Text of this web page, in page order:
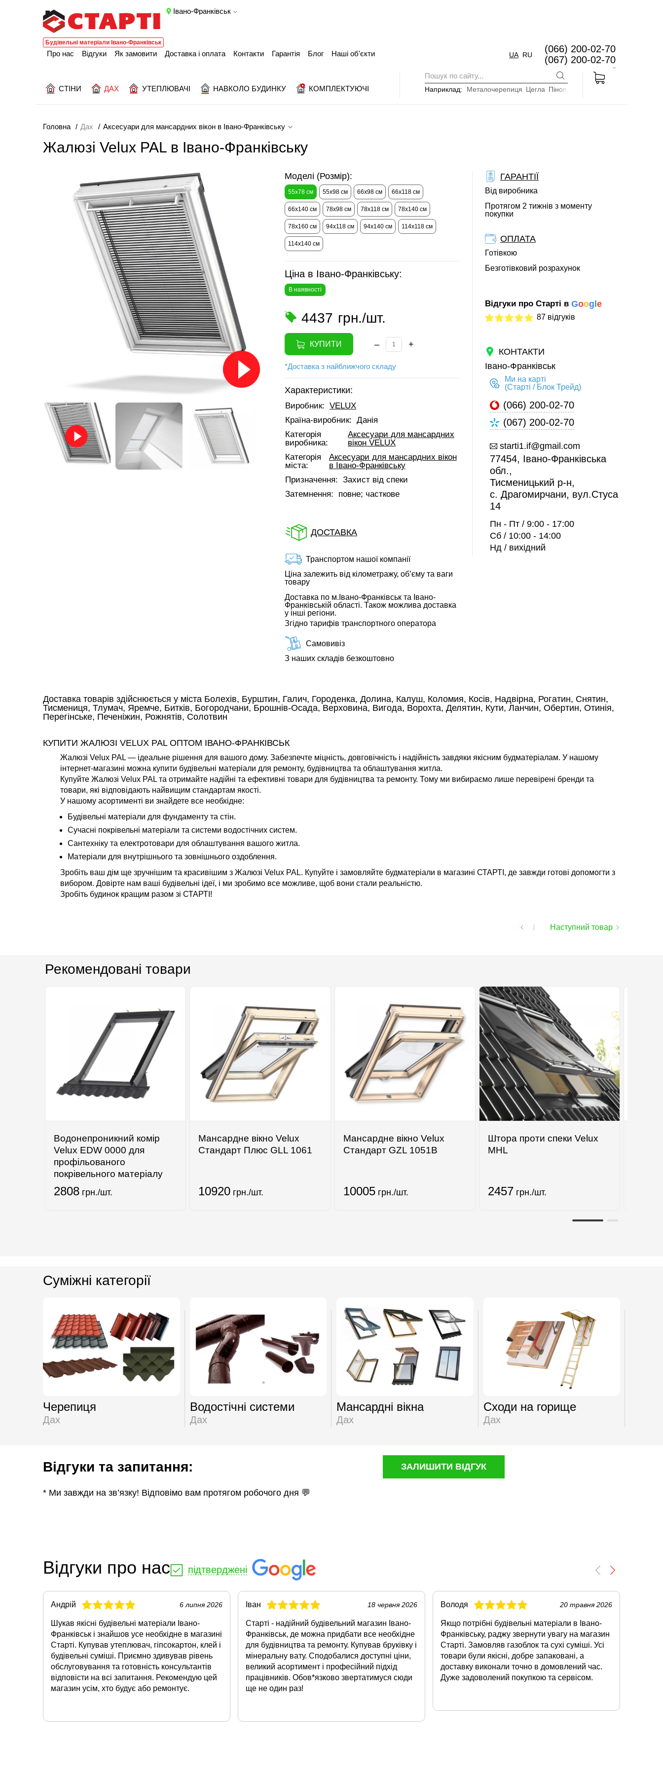
Івано-Франківськ
Будівельні матеріали Івано-Франківськ
Наприклад: Металочерепиця Цегла Пінопласт
СТІНИ ДАХ УТЕПЛЮВАЧІ НАВКОЛО БУДИНКУ КОМПЛЕКТУЮЧІ
(066) 200-02-70
(067) 200-02-70
Про нас Відгуки Як замовити Доставка і оплата Контакти Гарантія Блог Наші об'єкти UA RU
Головна Дах Аксесуари для мансардних вікон в Івано-Франківську
Жалюзі Velux PAL в Івано-Франківську
Моделі (Розмір):
55х78 см 55х98 см 66х98 см 66х118 см
66х140 см 78х98 см 78х118 см 78х140 см
78х160 см 94х118 см 94х140 см 114х118 см
114х140 см
Ціна в Івано-Франківську:
В наявності
4437 грн./шт.
КУПИТИ – +
*Доставка з найближчого складу
Характеристики:
Виробник: VELUX
Країна-виробник: Данія
Категорія
виробника:
Аксесуари для мансардних
вікон VELUX
Категорія
міста:
Аксесуари для мансардних вікон
в Івано-Франківську
Призначення: Захист від спеки
Затемнення:
повне; часткове
ДОСТАВКА
Транспортом нашої компанії
Ціна залежить від кілометражу, об’єму та ваги
товару
Доставка по м.Івано-Франківськ та Івано-
Франківській області. Також можлива доставка
у інші регіони.
Згідно тарифів транспортного оператора
Самовивіз
З наших складів безкоштовно
ГАРАНТІЇ
Від виробника
Протягом 2 тижнів з моменту
покупки
ОПЛАТА
Готівкою
Безготівковий розрахунок
Відгуки про Старті в Goog e
87 відгуків
КОНТАКТИ
Івано-Франківськ
Ми на карті
(Старті / Блок Трейд)
(066) 200-02-70
(067) 200-02-70
starti1.if@gmail.com
77454, Івано-Франківська
обл.,
Тисменицький р-н,
c. Драгомирчани, вул.Стуса
14
Пн - Пт / 9:00 - 17:00
Сб / 10:00 - 14:00
Нд / вихідний
Доставка товарів здійснюється у міста Болехів, Бурштин, Галич, Городенка, Долина, Калуш, Коломия, Косів, Надвірна, Рогатин, Снятин,
Тисмениця, Тлумач, Яремче, Битків, Богородчани, Брошнів-Осада, Верховина, Вигода, Ворохта, Делятин, Кути, Ланчин, Обертин, Отинія,
Перегінське, Печеніжин, Рожнятів, Солотвин
КУПИТИ ЖАЛЮЗІ VELUX PAL ОПТОМ ІВАНО-ФРАНКІВСЬК
Жалюзі Velux PAL — ідеальне рішення для вашого дому. Забезпечте міцність, довговічність і надійність завдяки якісним будматеріалам. У нашому
інтернет-магазині можна купити будівельні матеріали для ремонту, будівництва та облаштування житла.
Купуйте Жалюзі Velux PAL та отримайте надійні та ефективні товари для будівництва та ремонту. Тому ми вибираємо лише перевірені бренди та
товари, які відповідають найвищим стандартам якості.
У нашому асортименті ви знайдете все необхідне:
Будівельні матеріали для фундаменту та стін.
Сучасні покрівельні матеріали та системи водостічних систем.
Сантехніку та електротовари для облаштування вашого житла.
Матеріали для внутрішнього та зовнішнього оздоблення.
Зробіть ваш дім ще зручнішим та красивішим з Жалюзі Velux PAL. Купуйте і замовляйте будматеріали в магазині СТАРТІ, де завжди готові допомогти з
вибором. Довірте нам ваші будівельні ідеї, і ми зробимо все можливе, щоб вони стали реальністю.
Зробіть будинок кращим разом зі СТАРТІ!
Наступний товар
Рекомендовані товари
Водонепроникний комір
Velux EDW 0000 для
профільованого
покрівельного матеріалу
2808 грн./шт.
Мансардне вікно Velux
Стандарт Плюс GLL 1061
10920 грн./шт.
Мансардне вікно Velux
Стандарт GZL 1051B
10005грн./шт.
Штора проти спеки Velux
MHL
2457 грн./шт.
Суміжні категорії
Черепиця
Дах
Водостічні системи
Дах
Мансардні вікна
Дах
Сходи на горище
Дах
Відгуки та запитання: ЗАЛИШИТИ ВІДГУК
* Ми завжди на зв’язку! Відповімо вам протягом робочого дня 💬
Відгуки про нас підтверджені
Андрій 6 липня 2026
Шукав якісні будівельні матеріали Івано-
Франківськ і знайшов усе необхідне в магазині
Старті. Купував утеплювач, гіпсокартон, клей і
будівельні суміші. Приємно здивував рівень
обслуговування та готовність консультантів
відповісти на всі запитання. Рекомендую цей
магазин усім, хто будує або ремонтує.
Іван 18 червня 2026
Старті - надійний будівельний магазин Івано-
Франківськ, де можна придбати все необхідне
для будівництва та ремонту. Купував бруківку і
мінеральну вату. Сподобалися доступні ціни,
великий асортимент і професійний підхід
працівників. Обов*язково звертатимуся сюди
ще не один раз!
Володя 20 травня 2026
Якщо потрібні будівельні матеріали в Івано-
Франківську, раджу звернути увагу на магазин
Старті. Замовляв газоблок та сухі суміші. Усі
товари були якісні, добре запаковані, а
доставку виконали точно в домовлений час.
Дуже задоволений покупкою та сервісом.